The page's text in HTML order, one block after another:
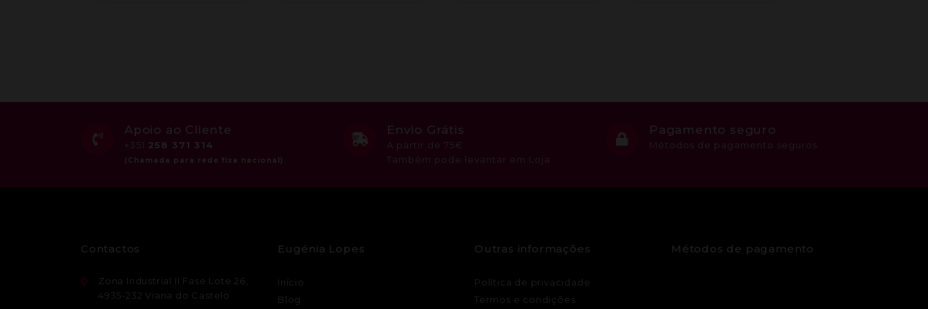
Apoio ao Cliente
+351 258 371 314
Envio Grátis
A partir de 75€
Também pode levantar em Loja
Pagamento seguro
Métodos de pagamento seguros
Contactos
Zona Industrial II Fase Lote 26,
4935-232 Viana do Castelo
Eugénia Lopes
Início
Blog
Outras informações
Política de privacidade
Termos e condições
Métodos de pagamento